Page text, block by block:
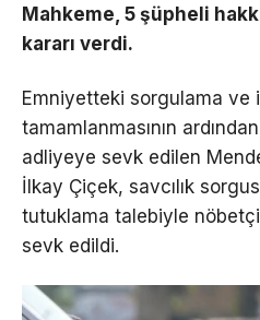
Mahkeme, 5 şüpheli
kararı verdi.
Emniyetteki sorgulama ve
tamamlanmasının
adliyeye sevk edilen
İlkay Çiçek, savcılık
tutuklama talebiyle
sevk edildi.